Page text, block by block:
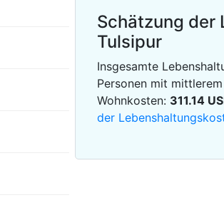
Schätzung der
Tulsipur
Insgesamte
Personen mit
Wohnkosten: 311.14
der